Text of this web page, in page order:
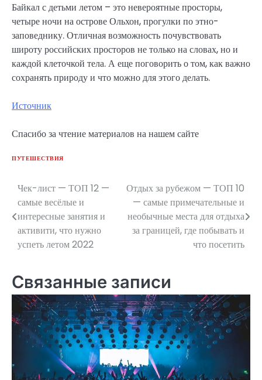
Байкал с детьми летом – это невероятные просторы,
четыре ночи на острове Ольхон, прогулки по этно-
заповеднику. Отличная возможность почувствовать
широту российских просторов не только на словах, но и
каждой клеточкой тела. А еще поговорить о том, как важно
сохранять природу и что можно для этого делать.
Источник
Спасибо за чтение материалов на нашем сайте
ПУТЕШЕСТВИЯ
Навигация
по
записям
Чек-лист — ТОП 12 —
самые весёлые и
интересные занятия и
активити, что нужно
успеть летом 2022
Отдых за рубежом — ТОП 10
— самые примечательные и
необычные места для отдыха
за границей, где побывать и
что посетить
Связанные записи